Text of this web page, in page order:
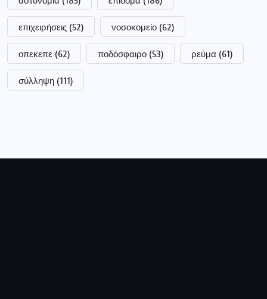
επιχειρήσεις (52) νοσοκομείο (62)
οπεκεπε (62) ποδόσφαιρο (53) ρεύμα (61)
σύλληψη (111)